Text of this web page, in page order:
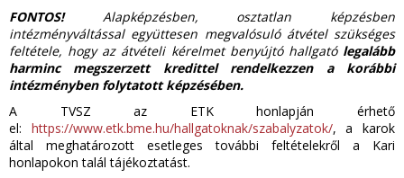
FONTOS! Alapképzésben, osztatlan képzésben
intézményváltással együttesen megvalósuló átvétel szükséges
feltétele, hogy az átvételi kérelmet benyújtó hallgató legalább
harminc megszerzett kredittel rendelkezzen a korábbi
intézményben folytatott képzésében.
A
TVSZ az ETK honlapján érhető
el: https://www.etk.bme.hu/hallgatoknak/szabalyzatok/, a karok
által meghatározott esetleges további feltételekről a Kari
honlapokon talál tájékoztatást.